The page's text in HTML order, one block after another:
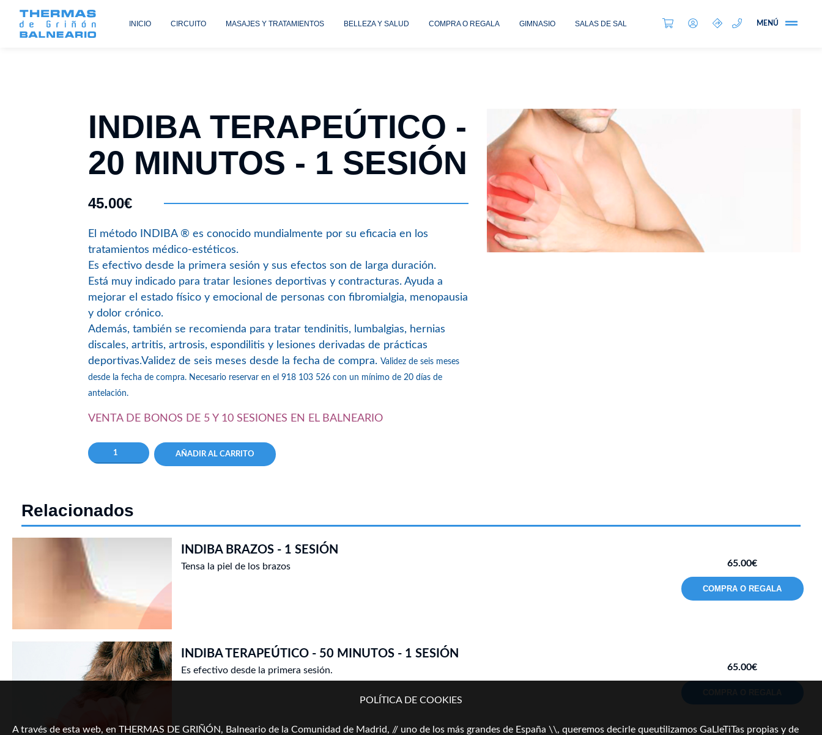
POLÍTICA DE COOKIES
A través de esta web, en THERMAS DE GRIÑÓN, Balneario de la Comunidad de Madrid, // uno de los más grandes de España \\, queremos decirle queutilizamos GaLleTiTas propias y de
INICIO CIRCUITO MASAJES Y TRATAMIENTOS BELLEZA Y SALUD COMPRA O REGALA GIMNASIO SALAS DE SAL MENÚ
INDIBA TERAPEÚTICO -
20 MINUTOS - 1 SESIÓN
45.00€
El método INDIBA ® es conocido mundialmente por su eficacia en los
tratamientos médico-estéticos.
Es efectivo desde la primera sesión y sus efectos son de larga duración.
Está muy indicado para tratar lesiones deportivas y contracturas. Ayuda a
mejorar el estado físico y emocional de personas con fibromialgia, menopausia
y dolor crónico.
Además, también se recomienda para tratar tendinitis, lumbalgias, hernias
discales, artritis, artrosis, espondilitis y lesiones derivadas de prácticas
deportivas.Validez de seis meses desde la fecha de compra. Validez de seis meses
desde la fecha de compra. Necesario reservar en el 918 103 526 con un mínimo de 20 días de
antelación.
VENTA DE BONOS DE 5 Y 10 SESIONES EN EL BALNEARIO
AÑADIR AL CARRITO
Relacionados
INDIBA BRAZOS - 1 SESIÓN
Tensa la piel de los brazos 65.00€
COMPRA O REGALA
INDIBA TERAPEÚTICO - 50 MINUTOS - 1 SESIÓN
Es efectivo desde la primera sesión. 65.00€